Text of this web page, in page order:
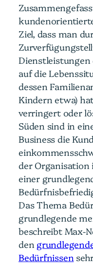
Ziel, dass man
Dienstleistungen
auf die
dessen
Kindern etwa)
verringert oder
Süden sind in
Business die
der Organisation
einer
Das Thema
grundlegende
beschreibt Max-
den
Bedürfnissen